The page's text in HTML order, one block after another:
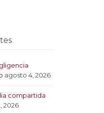
agosto 4, 2026
compartida
2026